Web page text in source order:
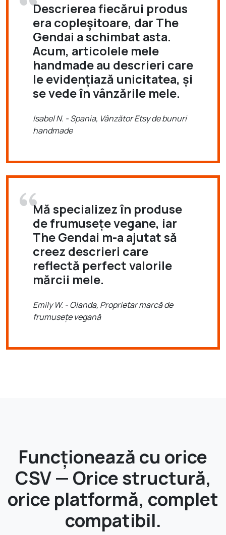
Descrierea fiecărui produs
era copleșitoare, dar The
Gendai a schimbat asta.
Acum, articolele mele
handmade au descrieri care
le evidențiază unicitatea, și
se vede în vânzările mele.
Isabel N. - Spania, Vânzător Etsy de bunuri
handmade
Mă specializez în produse
de frumusețe vegane, iar
The Gendai m-a ajutat să
creez descrieri care
reflectă perfect valorile
mărcii mele.
Emily W. - Olanda, Proprietar marcă de
frumusețe vegană
Funcționează cu orice
CSV — Orice structură,
orice platformă, complet
compatibil.